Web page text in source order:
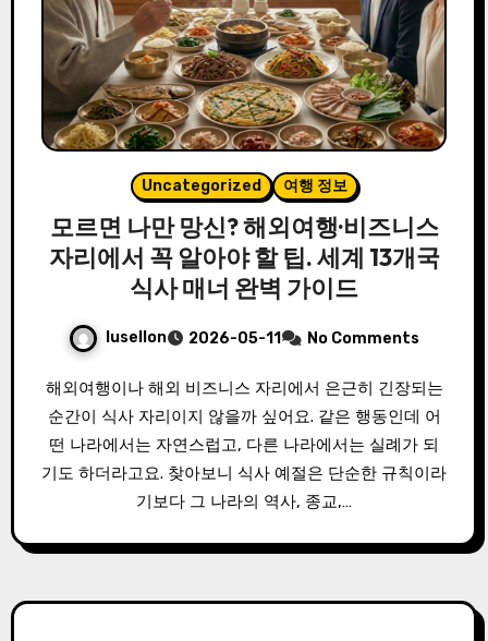
Uncategorized 여행 정보
모르면 나만 망신? 해외여행·비즈니스
자리에서 꼭 알아야 할 팁. 세계 13개국
식사 매너 완벽 가이드
lusellon 2026-05-11 No Comments
해외여행이나 해외 비즈니스 자리에서 은근히 긴장되는
순간이 식사 자리이지 않을까 싶어요. 같은 행동인데 어
떤 나라에서는 자연스럽고, 다른 나라에서는 실례가 되
기도 하더라고요. 찾아보니 식사 예절은 단순한 규칙이라
기보다 그 나라의 역사, 종교,…